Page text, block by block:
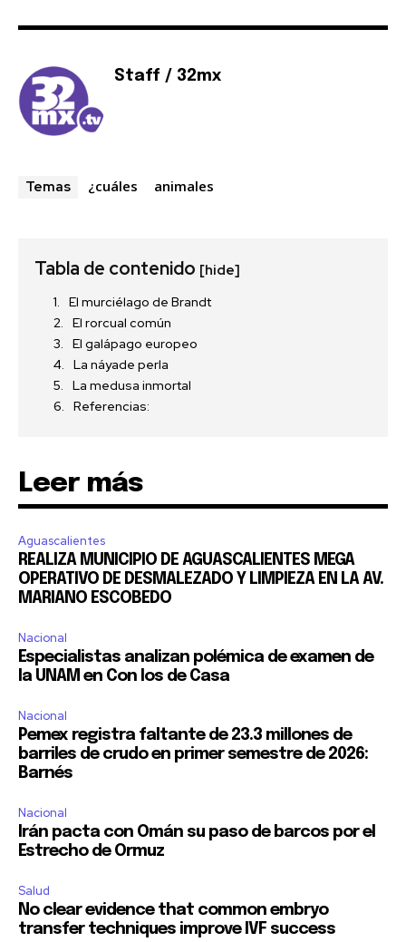
Staff / 32mx
Temas ¿cuáles animales
Tabla de contenido [hide]
El murciélago de Brandt
El rorcual común
El galápago europeo
La náyade perla
La medusa inmortal
Referencias:
Leer más
Aguascalientes
REALIZA MUNICIPIO DE AGUASCALIENTES MEGA
OPERATIVO DE DESMALEZADO Y LIMPIEZA EN LA AV.
MARIANO ESCOBEDO
Nacional
Especialistas analizan polémica de examen de
la UNAM en Con los de Casa
Nacional
Pemex registra faltante de 23.3 millones de
barriles de crudo en primer semestre de 2026:
Barnés
Nacional
Irán pacta con Omán su paso de barcos por el
Estrecho de Ormuz
Salud
No clear evidence that common embryo
transfer techniques improve IVF success